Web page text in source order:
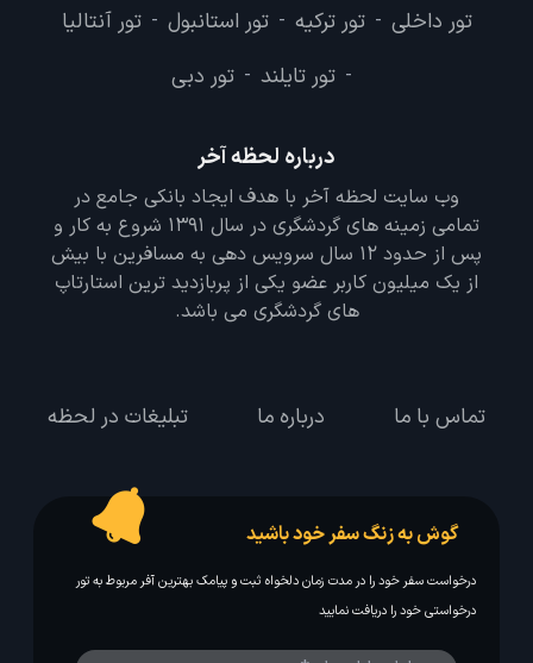
تور داخلی - تور ترکیه - تور استانبول - تور آنتالیا
- تور تایلند - تور دبی
درباره لحظه آخر
وب سایت لحظه آخر با هدف ایجاد بانکی جامع در
تمامی زمینه های گردشگری در سال 1391 شروع به کار و
پس از حدود 12 سال سرویس دهی به مسافرین با بیش
از یک میلیون کاربر عضو یکی از پربازدید ترین استارتاپ
های گردشگری می باشد.
تماس با ما درباره ما تبلیغات در لحظه
گوش به زنگ سفر خود باشید
درخواست سفر خود را در مدت زمان دلخواه ثبت و پیامک بهترین آفر مربوط به تور
درخواستی خود را دریافت نمایید